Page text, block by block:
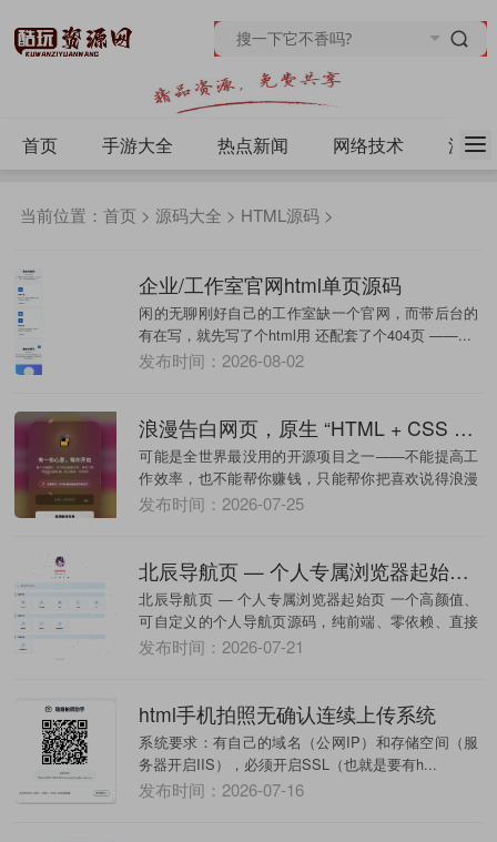
首页 手游大全 热点新闻 网络技术 源码
当前位置：首页 >源码大全 > HTML源码 >
企业/工作室官网html单页源码
闲的无聊刚好自己的工作室缺一个官网，而带后台的
有在写，就先写了个html用 还配套了个404页 ——...
发布时间：2026-08-02
浪漫告白网页，原生 “HTML + CSS + JavaScript + Canvas”编写
可能是全世界最没用的开源项目之一——不能提高工
作效率，也不能帮你赚钱，只能帮你把喜欢说得浪漫
一点。 ...
发布时间：2026-07-25
北辰导航页 — 个人专属浏览器起始页源码
北辰导航页 — 个人专属浏览器起始页 一个高颜值、
可自定义的个人导航页源码，纯前端、零依赖、直接
部署...
发布时间：2026-07-21
html手机拍照无确认连续上传系统
系统要求：有自己的域名（公网IP）和存储空间（服
务器开启IIS），必须开启SSL（也就是要有h...
发布时间：2026-07-16